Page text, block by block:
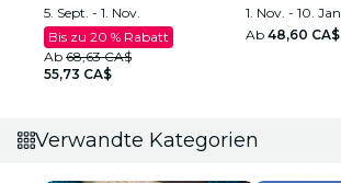
5. Sept. - 1. Nov.
Bis zu 20 % Rabatt
Ab 68,63 CA$
55,73 CA$
1. Nov. - 10. Jan.
Ab 48,60 CA$
Verwandte Kategorien